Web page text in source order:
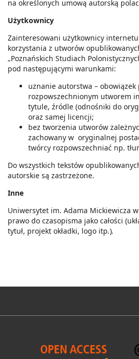
na określonych umową autorską
Użytkownicy
Zainteresowani użytkownicy
korzystania z utworów
„Poznańskich Studiach
pod następującymi warunkami:
uznanie autorstwa – obowiązek
rozpowszechnionym utworem
tytule, źródle (odnośniki do
oraz samej licencji;
bez tworzenia utworów
zachowany w oryginalnej
twórcy rozpowszechniać np.
Do wszystkich tekstów
autorskie są zastrzeżone.
Inne
Uniwersytet im. Adama Mickiewicza
prawo do czasopisma jako całości
tytuł, projekt okładki, logo itp.).